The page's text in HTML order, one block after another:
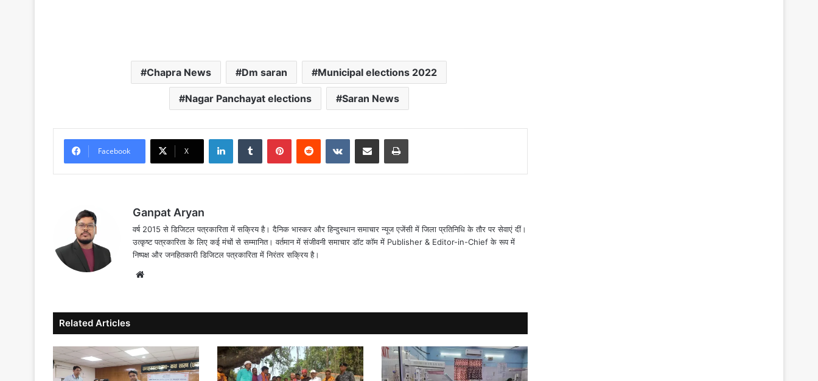
Chapra News Dm saran Municipal elections 2022
Nagar Panchayat elections Saran News
Facebook X
LinkedInTumblr PinterestReddit VKontakteShare via Email Print
Ganpat Aryan
वर्ष 2015 से डिजिटल पत्रकारिता में सक्रिय है। दैनिक भास्कर और हिन्दुस्थान समाचार न्यूज एजेंसी में जिला प्रतिनिधि के तौर पर सेवाएं दीं।
उत्कृष्ट पत्रकारिता के लिए कई मंचों से सम्मानित। वर्तमान में संजीवनी समाचार डॉट कॉम में Publisher & Editor-in-Chief के रूप में
निष्पक्ष और जनहितकारी डिजिटल पत्रकारिता में निरंतर सक्रिय है।
Related Articles